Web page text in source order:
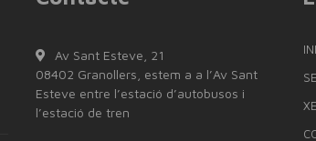
Av Sant Esteve, 21
08402 Granollers, estem a a l’Av Sant
Esteve entre l’estació d’autobusos i
l’estació de tren